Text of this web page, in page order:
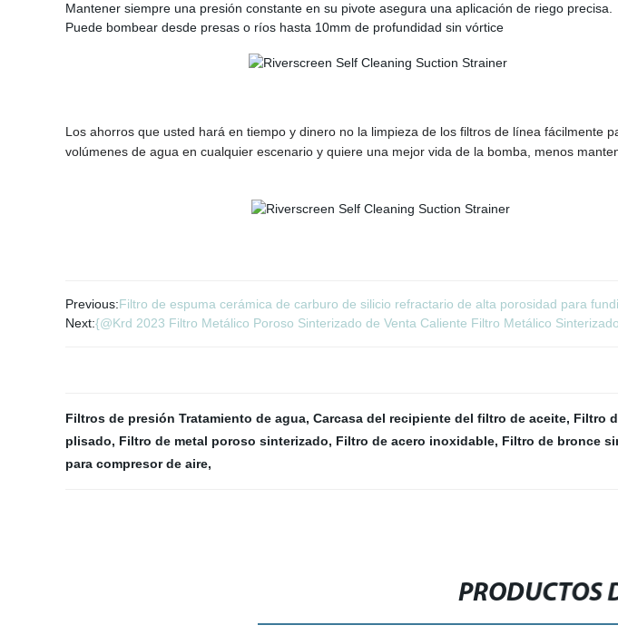
Mantener siempre una presión constante en su pivote asegura una aplicación de riego precisa.
Puede bombear desde presas o ríos hasta 10mm de profundidad sin vórtice
Los ahorros que usted hará en tiempo y dinero no la limpieza de los filtros de línea
volúmenes de agua en cualquier escenario y quiere una mejor vida de la bomba, menos
Previous:Filtro de espuma cerámica de carburo de silicio refractario de alta porosidad para
Next:{@Krd 2023 Filtro Metálico Poroso Sinterizado de Venta Caliente Filtro Metálico
Filtros de presión Tratamiento de agua, Carcasa del recipiente del filtro de aceite, Filtro
plisado, Filtro de metal poroso sinterizado, Filtro de acero inoxidable, Filtro de bronce
para compresor de aire,
PRODUCTOS